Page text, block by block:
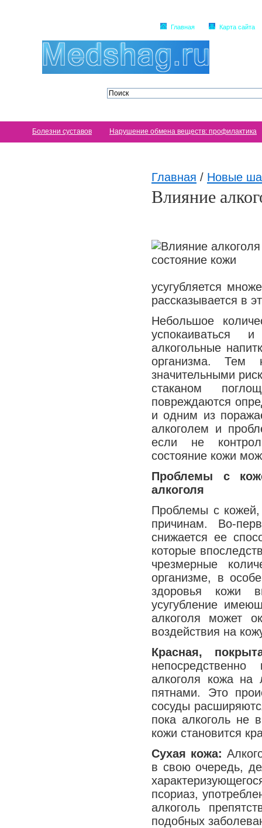
Главная Карта сайта
Болезни суставов Нарушение обмена веществ: профилактика
Главная / Новые
Влияние
усугубляется
рассказывается в
Небольшое
успокаиваться
алкогольные
организма. Тем
значительными
стаканом
повреждаются
и одним из
алкоголем и
если не
состояние кожи
Проблемы с
алкоголя
Проблемы с кожей,
причинам. Во-
снижается ее
которые
чрезмерные
организме, в
здоровья кожи
усугубление
алкоголя может
воздействия на
Красная,
непосредственно
алкоголя кожа на
пятнами. Это
сосуды
пока алкоголь не
кожи становится
Сухая кожа:
в свою очередь,
псориаз,
алкоголь
подобных